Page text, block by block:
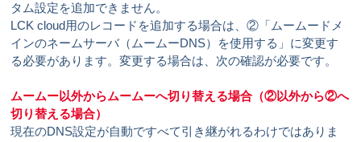
タム設定を追加できません。
LCK cloud用のレコードを追加する場合は、②「ムームードメ
インのネームサーバ（ムームーDNS）を使用する」に変更す
る必要があります。変更する場合は、次の確認が必要です。
ムームー以外からムームーへ切り替える場合（②以外から②へ
切り替える場合）
現在のDNS設定が自動ですべて引き継がれるわけではありま